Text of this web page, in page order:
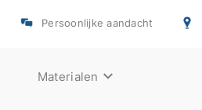
Persoonlijke aandacht
Materialen